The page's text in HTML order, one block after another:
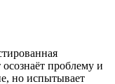
осознаёт проблему и
но испытывает